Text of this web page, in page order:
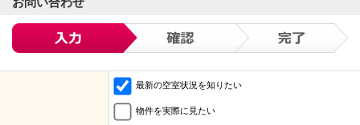
最新の空室状況を知りたい
物件を実際に見たい